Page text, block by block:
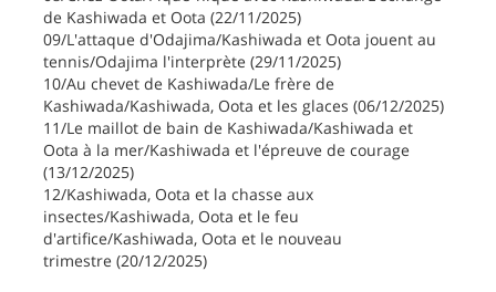
de Kashiwada et Oota (22/11/2025)
09/L'attaque d'Odajima/Kashiwada et Oota jouent au
tennis/Odajima l'interprète (29/11/2025)
10/Au chevet de Kashiwada/Le frère de
Kashiwada/Kashiwada, Oota et les glaces (06/12/2025)
11/Le maillot de bain de Kashiwada/Kashiwada et
Oota à la mer/Kashiwada et l'épreuve de courage
(13/12/2025)
12/Kashiwada, Oota et la chasse aux
insectes/Kashiwada, Oota et le feu
d'artifice/Kashiwada, Oota et le nouveau
trimestre (20/12/2025)